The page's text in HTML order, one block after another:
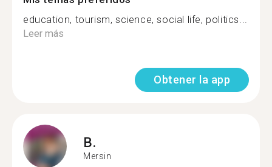
education, tourism, science, social life, politics...
Leer más
Obtener la app
B.
Mersin